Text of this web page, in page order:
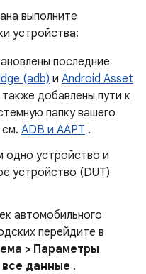
выполните
устройства:
последние
(adb) и Android Asset
также добавлены пути к
папку вашего
ADB и AAPT .
одно устройство и
устройство (DUT)
автомобильного
перейдите в
> Параметры
все данные .